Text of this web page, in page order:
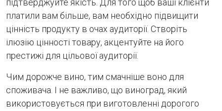
підтверджуйте якість. Для того щоб ваші клієнти
платили вам більше, вам необхідно підвищити
цінність продукту в очах аудиторії. Створіть
ілюзію цінності товару, акцентуйте на його
престижі для цільової аудиторії.
Чим дорожче вино, тим смачніше воно для
споживача. І не важливо, що виноград, який
використовується при виготовленні дорогого